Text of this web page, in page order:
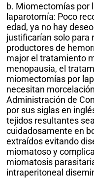
b. Miomectomías por
laparotomía: Poco
edad, ya no hay
justificarían solo para
productores de
major el tratamiento
menopausia, el
miomectomías por
necesitan
Administración de
por sus siglas en
tejidos resultantes
cuidadosamente en
extraídos evitando
miomatoso y
miomatosis
intraperitoneal